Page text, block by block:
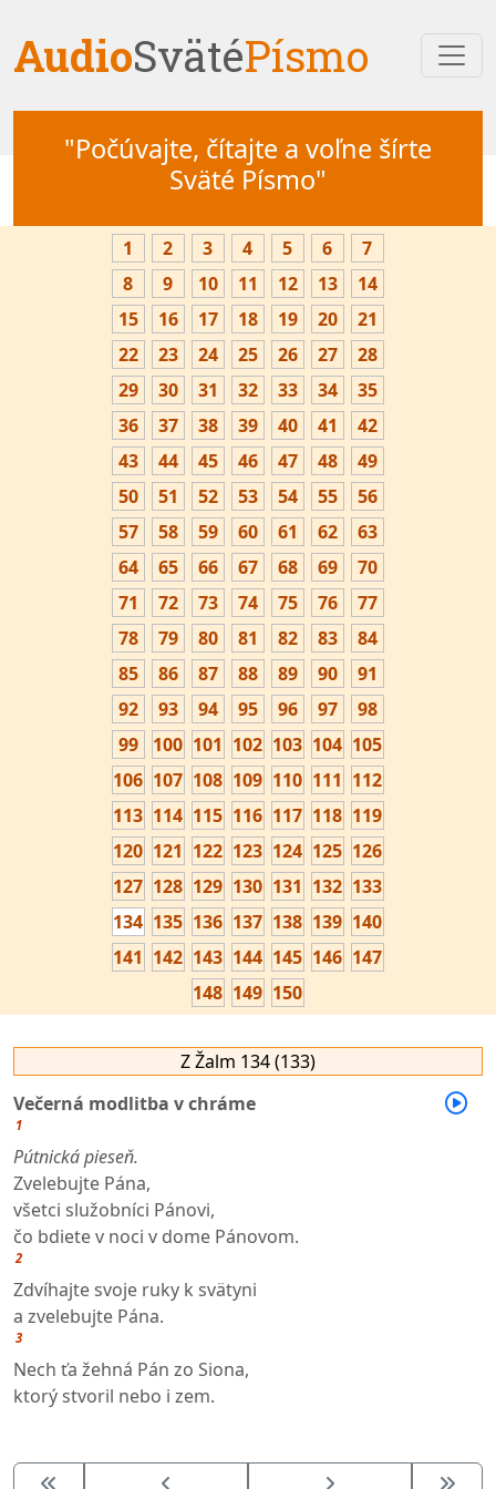
AudioSvätéPísmo
"Počúvajte, čítajte a voľne šírte
Sväté Písmo"
1 2 3 4 5 6
7
8
9 10 11 12 13
14
15
16 17 18 19 20
21
22
23 24 25 26 27
28
29
30 31 32 33 34
35
36
37 38 39 40 41
42
43
44 45 46 47 48
49
50
51 52 53 54 55
56
57
58 59 60 61 62
63
64
65 66 67 68 69
70
71
72 73 74 75 76
77
78
79 80 81 82 83
84
85
86 87 88 89 90
91
92
93 94 95 96 97
98
99
100 101 102 103 104 105
106 107 108 109 110 111 112
113 114 115 116 117 118 119
120 121 122 123 124 125 126
127 128 129 130 131 132 133
134 135 136 137 138 139 140
141 142 143 144 145 146 147
148 149 150
Z Žalm 134 (133)
Večerná modlitba v chráme
1
Pútnická pieseň.
Zvelebujte Pána,
všetci služobníci Pánovi,
čo bdiete v noci v dome Pánovom.
2
Zdvíhajte svoje ruky k svätyni
a zvelebujte Pána.
3
Nech ťa žehná Pán zo Siona,
ktorý stvoril nebo i zem.